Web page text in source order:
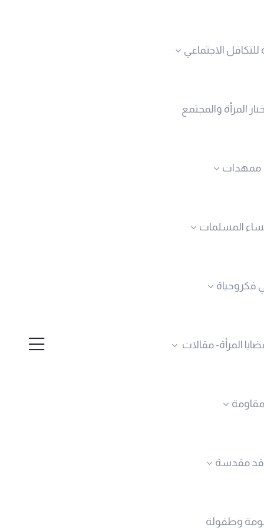
للتكافل الاجتماعي
أخبار المرأة والمجتمع
ممهدات
المسلمات
فكروحياة
المرأة- مقالات
مقدسة
وطفولة